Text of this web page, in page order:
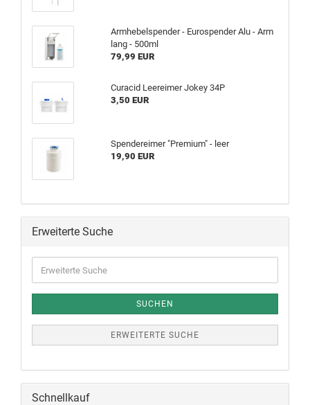
Armhebelspender - Eurospender Alu - Arm
lang - 500ml
79,99 EUR
Curacid Leereimer Jokey 34P
3,50 EUR
Spendereimer "Premium" - leer
19,90 EUR
Erweiterte Suche
SUCHEN
ERWEITERTE SUCHE
Schnellkauf